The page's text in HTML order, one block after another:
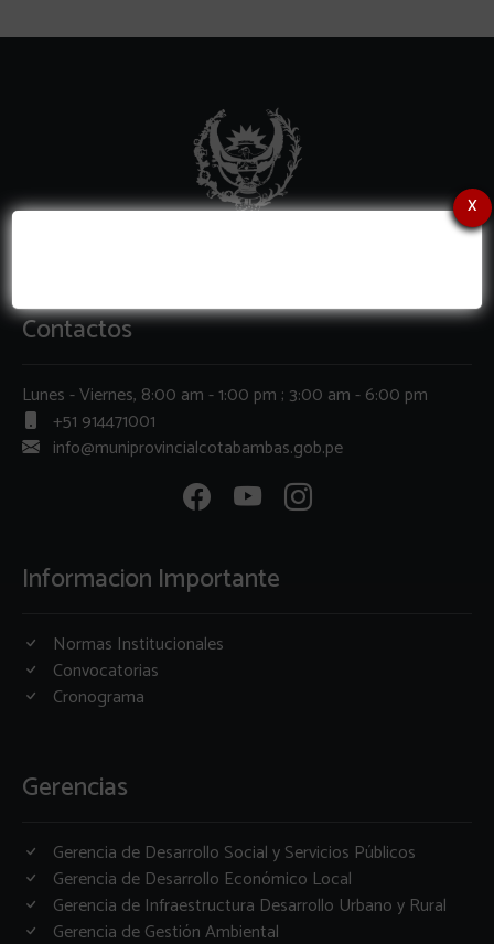
x
Contactos
Lunes - Viernes, 8:00 am - 1:00 pm ; 3:00 am - 6:00 pm
+51 914471001
info@muniprovincialcotabambas.gob.pe
Informacion Importante
Normas Institucionales
Convocatorias
Cronograma
Gerencias
Gerencia de Desarrollo Social y Servicios Públicos
Gerencia de Desarrollo Económico Local
Gerencia de Infraestructura Desarrollo Urbano y Rural
Gerencia de Gestión Ambiental